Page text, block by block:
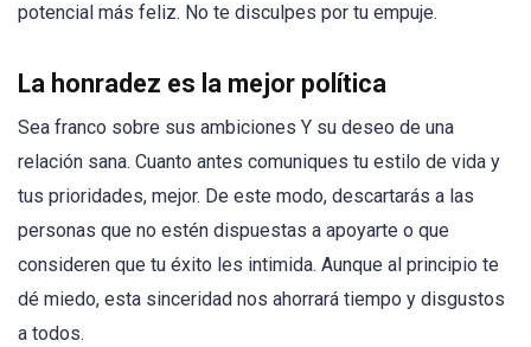
potencial más feliz. No te disculpes por tu empuje.
La honradez es la mejor política
Sea franco sobre sus ambiciones Y su deseo de una
relación sana. Cuanto antes comuniques tu estilo de vida y
tus prioridades, mejor. De este modo, descartarás a las
personas que no estén dispuestas a apoyarte o que
consideren que tu éxito les intimida. Aunque al principio te
dé miedo, esta sinceridad nos ahorrará tiempo y disgustos
a todos.